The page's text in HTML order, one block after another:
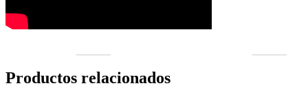
Productos relacionados